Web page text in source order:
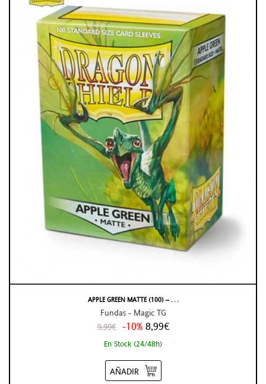
APPLE GREEN MATTE (100) – . . .
Fundas - Magic TG
9,99€ -10% 8,99€
En Stock (24/48h)
AÑADIR